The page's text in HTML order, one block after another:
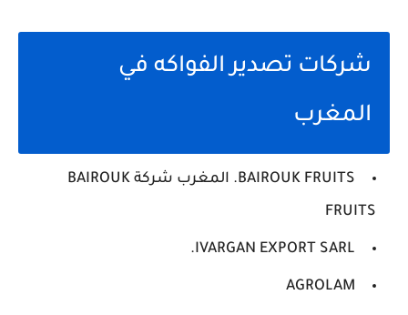
شركات تصدير الفواكه في
المغرب
BAIROUK FRUITS. المغرب شركة BAIROUK
FRUITS
IVARGAN EXPORT SARL.
AGROLAM